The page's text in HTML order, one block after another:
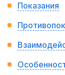
Показания